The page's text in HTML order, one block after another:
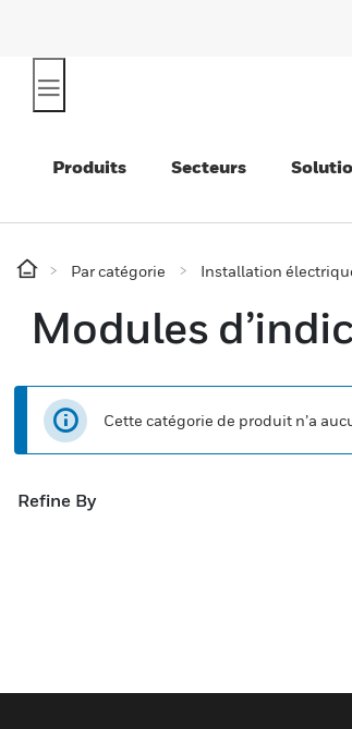
Produits Secteurs
Par catégorie Installation
Modules
Cette catégorie de produit n’a
Refine By